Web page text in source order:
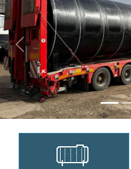
Предыдущий